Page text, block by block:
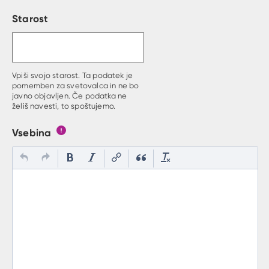
Starost
Vpiši svojo starost. Ta podatek je
pomemben za svetovalca in ne bo
javno objavljen. Če podatka ne
želiš navesti, to spoštujemo.
Vsebina